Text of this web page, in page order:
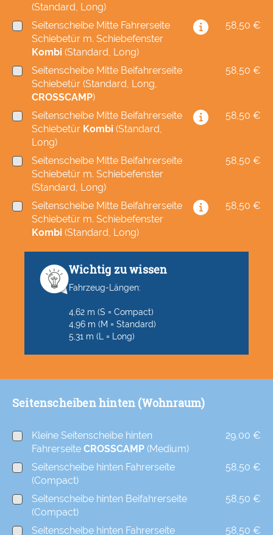
(Standard, Long)
Seitenscheibe Mitte Fahrerseite
Schiebetür m. Schiebefenster
Kombi (Standard, Long)
58,50 €
Seitenscheibe Mitte Beifahrerseite
Schiebetür (Standard, Long,
CROSSCAMP)
58,50 €
Seitenscheibe Mitte Beifahrerseite
Schiebetür Kombi (Standard,
Long)
58,50 €
Seitenscheibe Mitte Beifahrerseite
Schiebetür m. Schiebefenster
(Standard, Long)
58,50 €
Seitenscheibe Mitte Beifahrerseite
Schiebetür m. Schiebefenster
Kombi (Standard, Long)
58,50 €
Wichtig zu wissen
Fahrzeug-Längen:
4,62 m (S = Compact)
4,96 m (M = Standard)
5,31 m (L = Long)
Seitenscheiben hinten (Wohnraum)
Kleine Seitenscheibe hinten
Fahrerseite CROSSCAMP (Medium)
29,00 €
Seitenscheibe hinten Fahrerseite
(Compact)
58,50 €
Seitenscheibe hinten Beifahrerseite
(Compact)
58,50 €
Seitenscheibe hinten Fahrerseite 58,50 €